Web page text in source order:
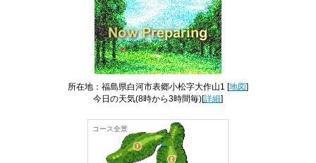
所在地：福島県白河市表郷小松字大作山1 [地図]
今日の天気(8時から3時間毎)[詳細]
コース全景